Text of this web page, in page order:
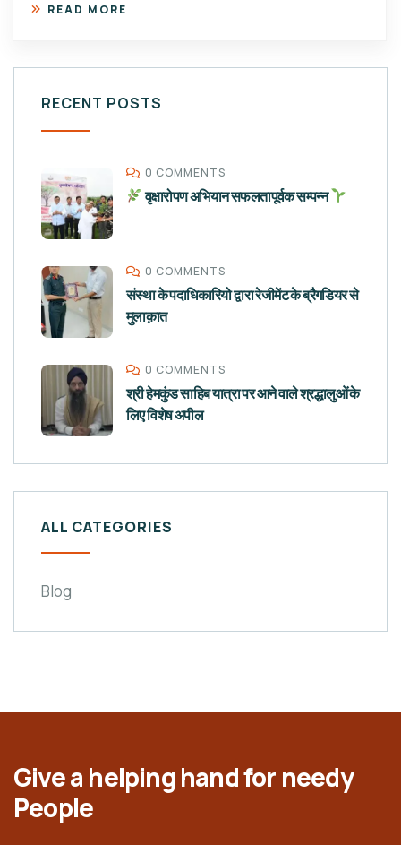
READ MORE
RECENT POSTS
0 COMMENTS
वृक्षारोपण अभियान सफलतापूर्वक सम्पन्न
0 COMMENTS
संस्था के पदाधिकारियो द्वारा रेजीमेंट के ब्रैगडियर से
मुलाक़ात
0 COMMENTS
श्री हेमकुंड साहिब यात्रा पर आने वाले श्रद्धालुओं के
लिए विशेष अपील
ALL CATEGORIES
Blog
Give a helping hand for needy
People